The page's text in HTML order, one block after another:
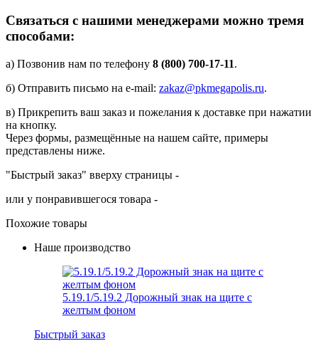
Связаться с нашими менеджерами можно тремя
способами:
а) Позвонив нам по телефону 8 (800) 700-17-11.
б) Отправить письмо на e-mail: zakaz@pkmegapolis.ru.
в) Прикрепить ваш заказ и пожелания к доставке при нажатии
на кнопку.
Через формы, размещённые на нашем сайте, примеры
представлены ниже.
"Быстрый заказ" вверху страницы -
или у понравившегося товара -
Похожие товары
Наше производство
5.19.1/5.19.2 Дорожный знак на щите с
желтым фоном
Быстрый заказ